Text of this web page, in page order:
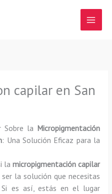
capilar en San
Sobre la Micropigmentación
: Una Solución Eficaz para la
lamicropigmentación capilar
la solución que necesitas
es así, estás en el lugar